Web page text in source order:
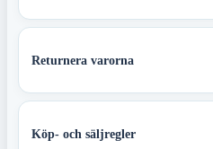
Returnera varorna
Köp- och säljregler